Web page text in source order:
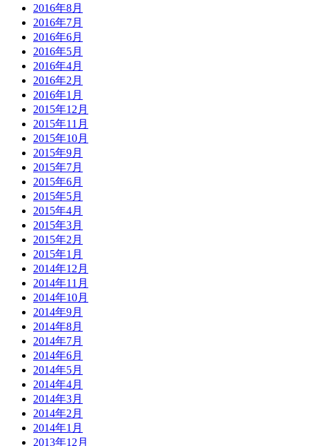
2016年8月
2016年7月
2016年6月
2016年5月
2016年4月
2016年2月
2016年1月
2015年12月
2015年11月
2015年10月
2015年9月
2015年7月
2015年6月
2015年5月
2015年4月
2015年3月
2015年2月
2015年1月
2014年12月
2014年11月
2014年10月
2014年9月
2014年8月
2014年7月
2014年6月
2014年5月
2014年4月
2014年3月
2014年2月
2014年1月
2013年12月